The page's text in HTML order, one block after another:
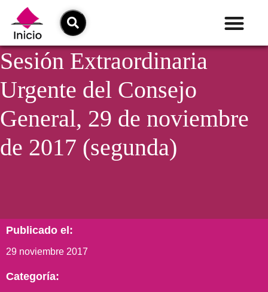
Sesión Extraordinaria
Urgente del Consejo
General, 29 de noviembre
de 2017 (segunda)
Publicado el:
29 noviembre 2017
Categoría: